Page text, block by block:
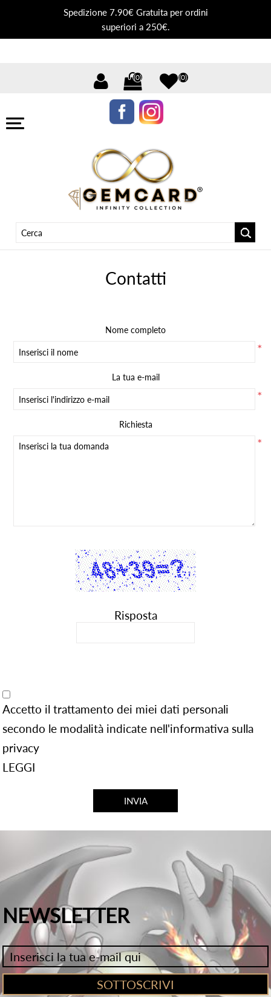
Spedizione 7.90€ Gratuita per ordini
superiori a 250€.
(0) (0)
Contatti
Nome completo
*
La tua e-mail
*
Richiesta
*
Risposta
Accetto il trattamento dei miei dati personali
secondo le modalità indicate nell'informativa sulla
privacy
LEGGI
NEWSLETTER